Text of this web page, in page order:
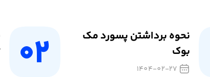
نحوه برداشتن پسورد مک
بوک
1404-02-27